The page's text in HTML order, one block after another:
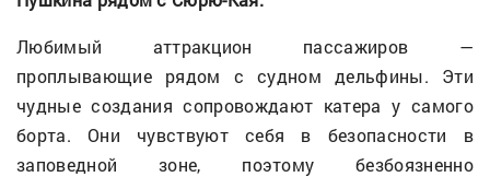
Любимый аттракцион пассажиров —
проплывающие рядом с судном дельфины. Эти
чудные создания сопровождают катера у самого
борта. Они чувствуют себя в безопасности в
заповедной зоне, поэтому безбоязненно